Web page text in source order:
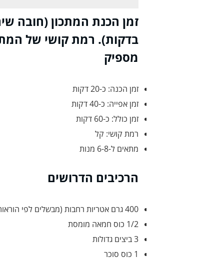
זמן הכנת המתכון (חובה
בדקות). רמת קושי של
מספיק
זמן הכנה: כ-20 דקות
זמן אפייה: כ-40 דקות
זמן כולל: כ-60 דקות
רמת קושי: קל
מתאים ל-6-8 מנות
הרכיבים הדרושים
400 גרם אטריות רחבות (מבשלים לפי הוראות היצרן)
1/2 כוס חמאה מומסת
3 ביצים גדולות
1 כוס סוכר